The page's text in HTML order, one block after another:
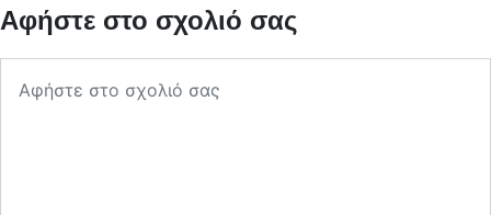
Αφήστε στο σχολιό σας